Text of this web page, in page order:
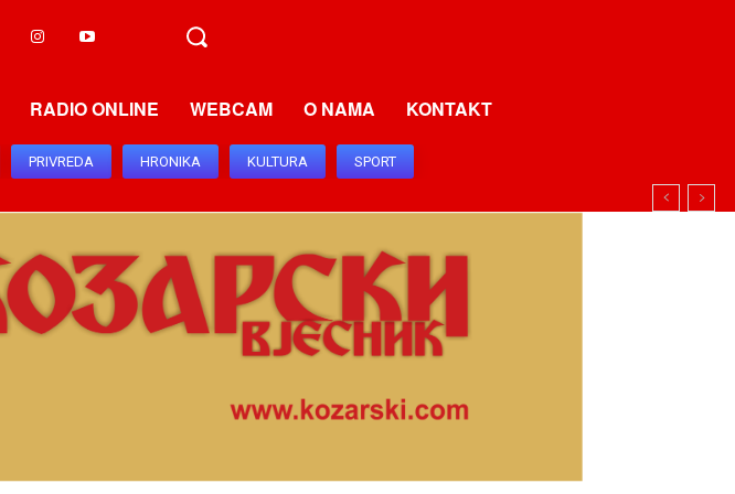
RADIO ONLINE WEBCAM O NAMA KONTAKT
PRIVREDA HRONIKA KULTURA SPORT